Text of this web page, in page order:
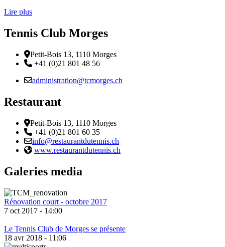
Lire plus
Tennis Club Morges
Adresse
Petit-Bois 13, 1110 Morges
Téléphone:
+41 (0)21 801 48 56
Email :
administration@tcmorges.ch
Restaurant
Adresse
Petit-Bois 13, 1110 Morges
Téléphone:
+41 (0)21 801 60 35
Email :
info@restaurantdutennis.ch
Site web:
www.restaurantdutennis.ch
Galeries media
Rénovation court - octobre 2017
7 oct 2017 - 14:00
Le Tennis Club de Morges se présente
18 avr 2018 - 11:06